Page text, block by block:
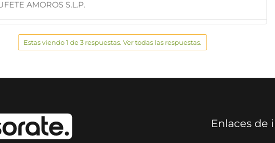
AMOROS S.L.P.
Estas viendo 1 de 3 respuestas. Ver todas las respuestas.
Enlaces de